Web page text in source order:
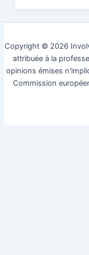
Copyright © 2026
attribuée à la
opinions émises
Commission